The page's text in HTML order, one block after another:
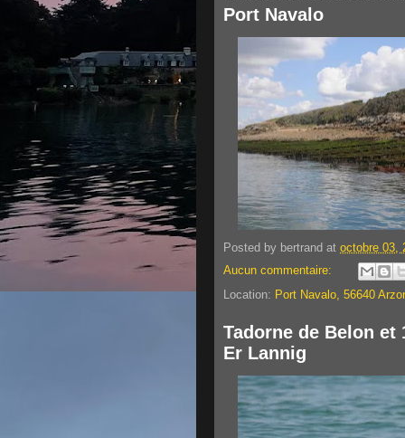
Port Navalo
Posted by bertrand at octobre 03,
Aucun commentaire:
Location: Port Navalo, 56640
Tadorne de Belon et
Er Lannig